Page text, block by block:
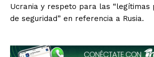
SUSCRIBIRSE
Ucrania y respeto para las “legítimas
de seguridad” en referencia a Rusia.